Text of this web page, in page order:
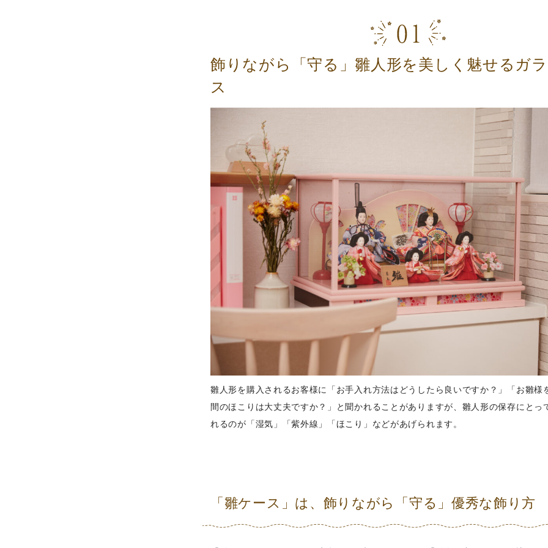
飾りながら「守る」雛人形を美しく魅せるガ
ス
雛人形を購入されるお客様に「お手入れ方法はどうしたら良いですか？」「お雛様
間のほこりは大丈夫ですか？」と聞かれることがありますが、雛人形の保存にとっ
れるのが「湿気」「紫外線」「ほこり」などがあげられます。
「雛ケース」は、飾りながら「守る」優秀な飾り方